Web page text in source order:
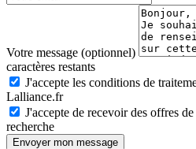
Votre message (optionnel)
caractères restants
J'accepte les conditions de
Lalliance.fr
J'accepte de recevoir des offres
recherche
Envoyer mon message